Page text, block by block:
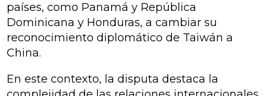
países, como Panamá y República
Dominicana y Honduras, a cambiar su
reconocimiento diplomático de Taiwán a
China.
En este contexto, la disputa destaca la